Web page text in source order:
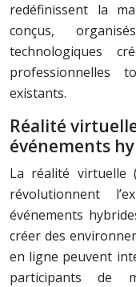
redéfinissent la
conçus,
technologiques
professionnelles
existants.
Réalité
événements
La réalité virtuelle
révolutionnent
événements
créer des
en ligne peuvent
participants de